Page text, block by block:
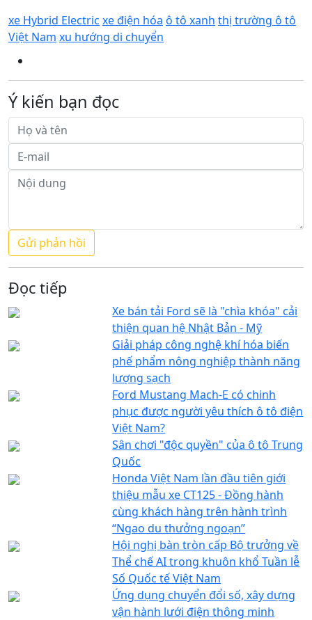
xe Hybrid Electric xe điện hóa ô tô xanh thị trường ô tô
Việt Nam xu hướng di chuyển
Ý kiến bạn đọc
Đọc tiếp
Xe bán tải Ford sẽ là "chìa khóa" cải
thiện quan hệ Nhật Bản - Mỹ
Giải pháp công nghệ khí hóa biến
phế phẩm nông nghiệp thành năng
lượng sạch
Ford Mustang Mach-E có chinh
phục được người yêu thích ô tô điện
Việt Nam?
Sân chơi "độc quyền" của ô tô Trung
Quốc
Honda Việt Nam lần đầu tiên giới
thiệu mẫu xe CT125 - Đồng hành
cùng khách hàng trên hành trình
“Ngao du thưởng ngoạn”
Hội nghị bàn tròn cấp Bộ trưởng về
Thể chế AI trong khuôn khổ Tuần lễ
Số Quốc tế Việt Nam
Ứng dụng chuyển đổi số, xây dựng
vận hành lưới điện thông minh